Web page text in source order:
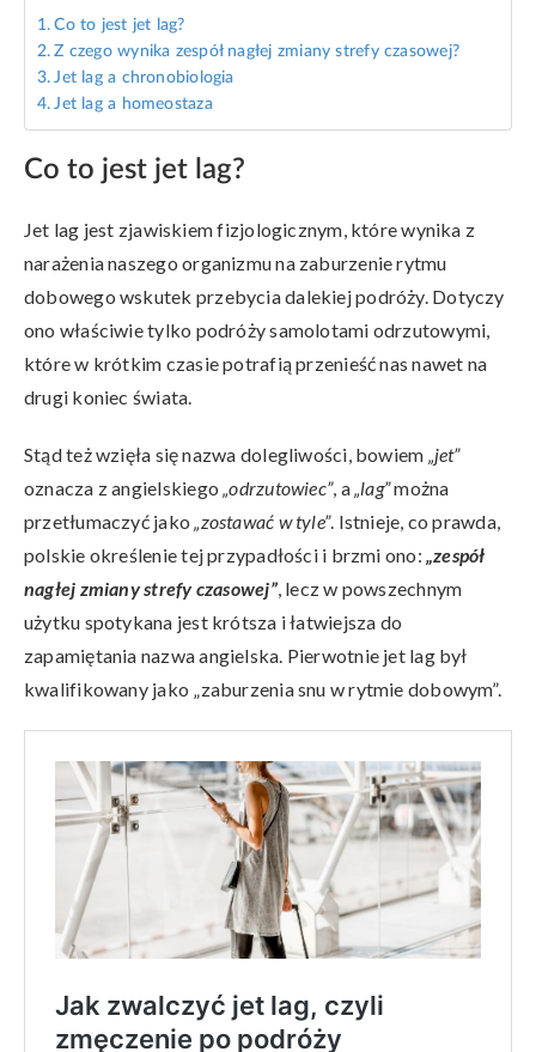
Co to jest jet lag?
Z czego wynika zespół nagłej zmiany strefy czasowej?
Jet lag a chronobiologia
Jet lag a homeostaza
Co to jest jet lag?
Jet lag jest zjawiskiem fizjologicznym, które wynika z
narażenia naszego organizmu na zaburzenie rytmu
dobowego wskutek przebycia dalekiej podróży. Dotyczy
ono właściwie tylko podróży samolotami odrzutowymi,
które w krótkim czasie potrafią przenieść nas nawet na
drugi koniec świata.
Stąd też wzięła się nazwa dolegliwości, bowiem „jet”
oznacza z angielskiego„odrzutowiec”, a„lag”można
przetłumaczyć jako„zostawać w tyle”. Istnieje, co prawda,
polskie określenie tej przypadłości i brzmi ono:„zespół
nagłej zmiany strefy czasowej”, lecz w powszechnym
użytku spotykana jest krótsza i łatwiejsza do
zapamiętania nazwa angielska. Pierwotnie jet lag był
kwalifikowany jako „zaburzenia snu w rytmie dobowym”.